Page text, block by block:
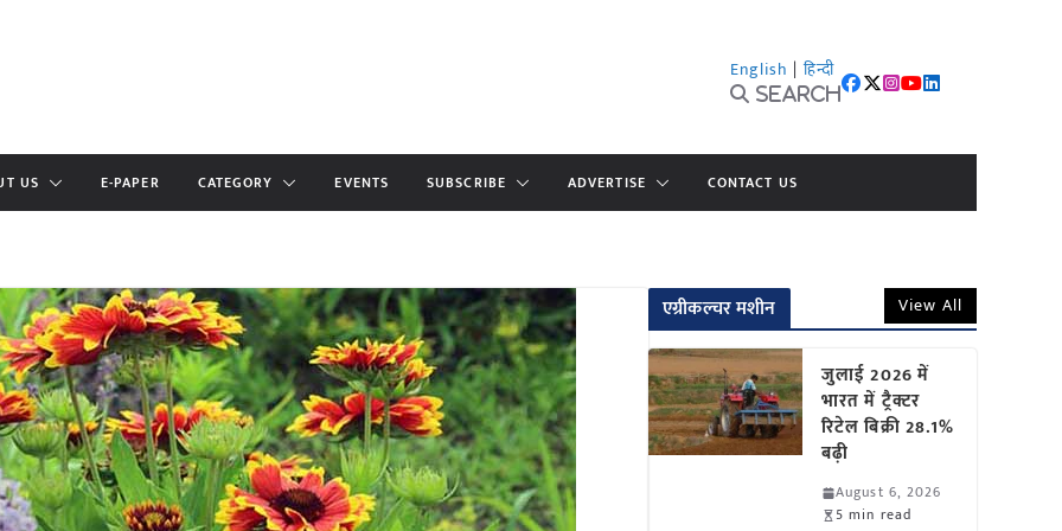
English | हिन्दी
Search
US E-PAPER CATEGORY EVENTS SUBSCRIBE ADVERTISE CONTACT US
एग्रीकल्चर मशीन View All
जुलाई 2026 में
भारत में ट्रैक्टर
रिटेल बिक्री 28.1%
बढ़ी
August 6, 2026
5 min read